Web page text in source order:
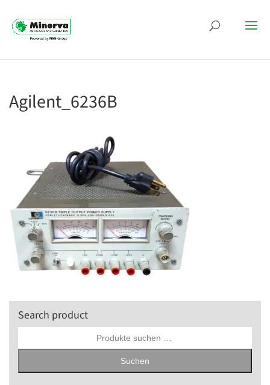
Agilent_6236B
Search product
Suchen